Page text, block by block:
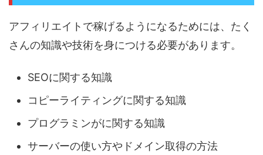
アフィリエイトで稼げるようになるためには、たく
さんの知識や技術を身につける必要があります。
SEOに関する知識
コピーライティングに関する知識
プログラミンがに関する知識
サーバーの使い方やドメイン取得の方法